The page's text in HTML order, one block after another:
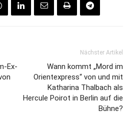
Ex-
Nächster Artikel
Wann kommt „Mord im
Orientexpress“ von und mit
Katharina Thalbach als
Hercule Poirot in Berlin auf die
Bühne?